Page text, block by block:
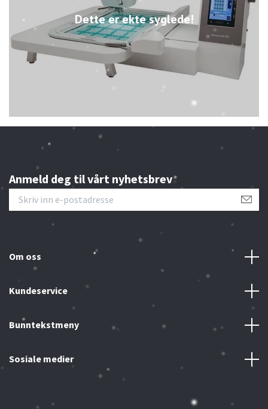
Dette er ekte syglede!
Anmeld deg til vårt nyhetsbrev
Om oss
Kundeservice
Bunntekstmeny
Sosiale medier